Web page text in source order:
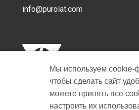
info@purolat.com
Мы используем
чтобы сделать сайт
можете принять все
настроить их